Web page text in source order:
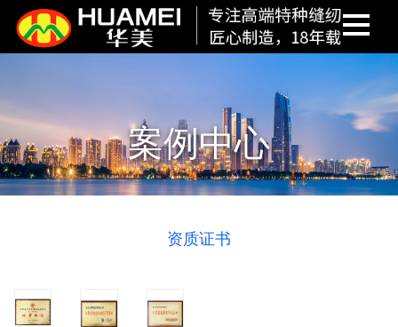
案例中心
资质证书